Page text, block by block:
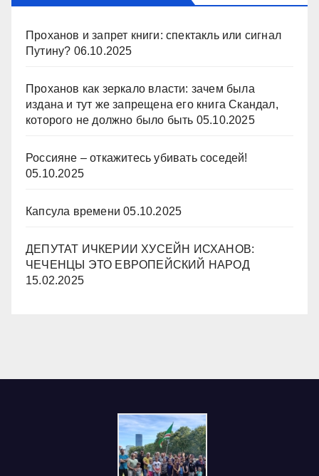
Проханов и запрет книги: спектакль или сигнал
Путину? 06.10.2025
Проханов как зеркало власти: зачем была
издана и тут же запрещена его книга Скандал,
которого не должно было быть 05.10.2025
Россияне – откажитесь убивать соседей!
05.10.2025
Капсула времени 05.10.2025
ДЕПУТАТ ИЧКЕРИИ ХУСЕЙН ИСХАНОВ:
ЧЕЧЕНЦЫ ЭТО ЕВРОПЕЙСКИЙ НАРОД
15.02.2025